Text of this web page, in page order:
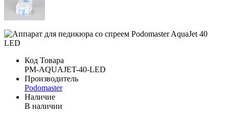
Код Товара
PM-AQUAJET-40-LED
Производитель
Podomaster
Наличие
В наличии